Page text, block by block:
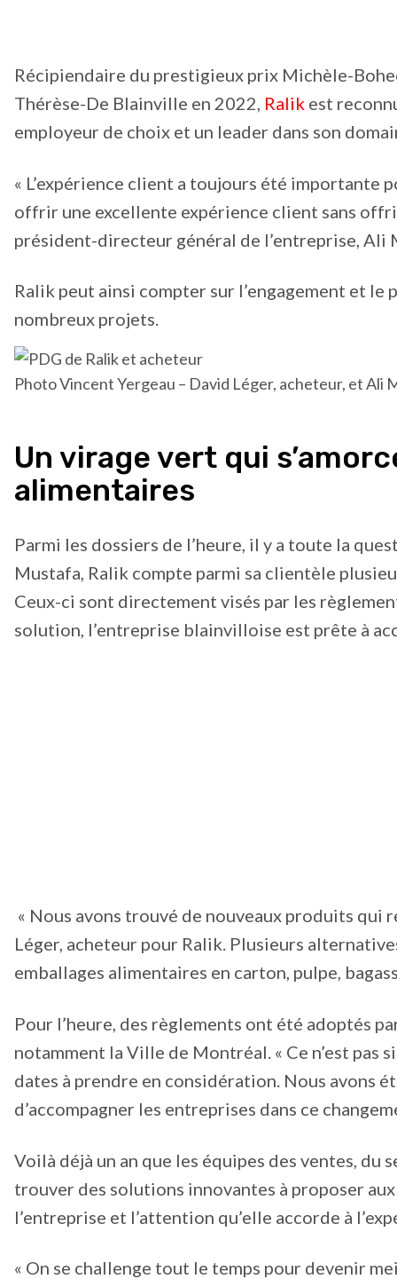
Récipiendaire du prestigieux prix Michèle-
Thérèse-De Blainville en 2022, Ralik est
employeur de choix et un leader dans son
« L’expérience client a toujours été importante
offrir une excellente expérience client sans
président-directeur général de l’entreprise, Ali
Ralik peut ainsi compter sur l’engagement et
nombreux projets.
Photo Vincent Yergeau – David Léger, acheteur, et
Un virage vert qui
alimentaires
Parmi les dossiers de l’heure, il y a toute la
Mustafa, Ralik compte parmi sa clientèle
Ceux-ci sont directement visés par les
solution, l’entreprise blainvilloise est prête à
« Nous avons trouvé de nouveaux produits
Léger, acheteur pour Ralik. Plusieurs
emballages alimentaires en carton, pulpe,
Pour l’heure, des règlements ont été adoptés
notamment la Ville de Montréal. « Ce n’est pas
dates à prendre en considération. Nous avons
d’accompagner les entreprises dans ce
Voilà déjà un an que les équipes des ventes,
trouver des solutions innovantes à proposer
l’entreprise et l’attention qu’elle accorde à
« On se challenge tout le temps pour devenir